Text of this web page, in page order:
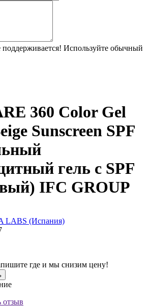
Используйте обычный
360 Color Gel
Sunscreen SPF
гель с SPF
IFC GROUP
где и мы снизим цену!
отзыв